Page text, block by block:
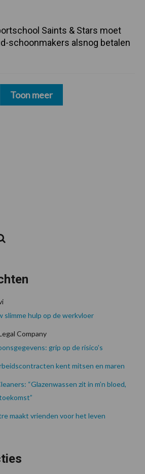
Saints & Stars moet
schoonmakers alsnog betalen
Toon meer
hulp op de werkvloer
Company
grip op de risico’s
kent mitsen en maren
“Glazenwassen zit in m’n bloed,
maakt vrienden voor het leven